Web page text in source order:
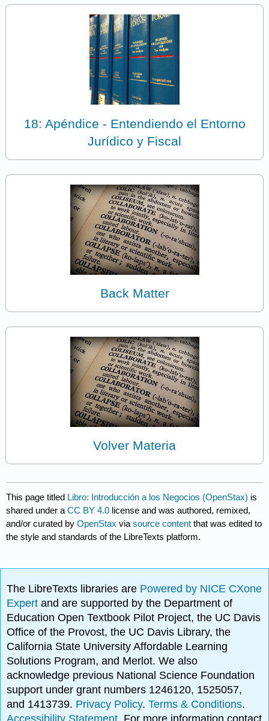
18: Apéndice - Entendiendo el Entorno
Jurídico y Fiscal
Back Matter
Volver Materia
This page titled Libro: Introducción a los Negocios (OpenStax) is
shared under aCC BY 4.0 license and was authored, remixed,
and/or curated byOpenStax viasource content that was edited to
the style and standards of the LibreTexts platform.
The LibreTexts libraries are Powered by NICE CXone
Expertand are supported by the Department of
Education Open Textbook Pilot Project, the UC Davis
Office of the Provost, the UC Davis Library, the
California State University Affordable Learning
Solutions Program, and Merlot. We also
acknowledge previous National Science Foundation
support under grant numbers 1246120, 1525057,
and 1413739. Privacy Policy.Terms & Conditions.